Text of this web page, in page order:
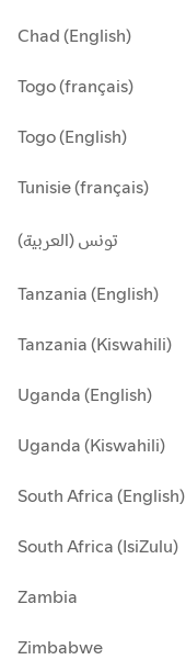
Chad (English)
Togo (français)
Togo (English)
Tunisie (français)
تونس (العربية)
Tanzania (English)
Tanzania (Kiswahili)
Uganda (English)
Uganda (Kiswahili)
South Africa (English)
South Africa (IsiZulu)
Zambia
Zimbabwe